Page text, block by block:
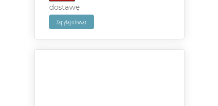
dostawę